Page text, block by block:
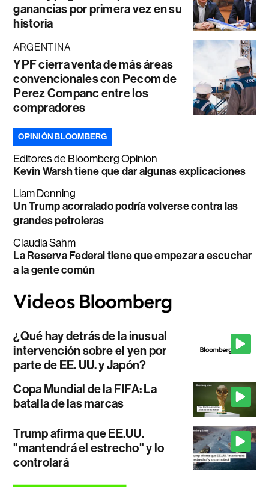
ganancias por primera vez en su
historia
ARGENTINA
YPF cierra venta de más áreas
convencionales con Pecom de
Perez Companc entre los
compradores
OPINIÓN BLOOMBERG
Editores de Bloomberg Opinion
Kevin Warsh tiene que dar algunas explicaciones
Liam Denning
Un Trump acorralado podría volverse contra las
grandes petroleras
Claudia Sahm
La Reserva Federal tiene que empezar a escuchar
a la gente común
¿Qué hay detrás de la inusual
intervención sobre el yen por
parte de EE. UU. y Japón?
Copa Mundial de la FIFA: La
batalla de las marcas
Trump afirma que EE.UU.
"mantendrá el estrecho" y lo
controlará